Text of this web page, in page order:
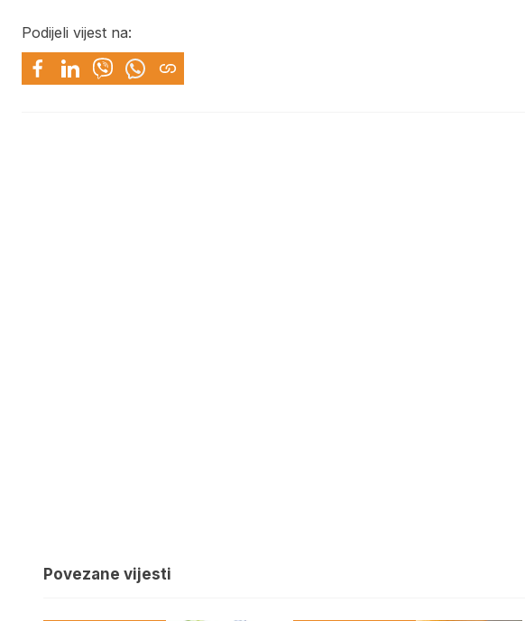
Podijeli vijest na:
Povezane vijesti